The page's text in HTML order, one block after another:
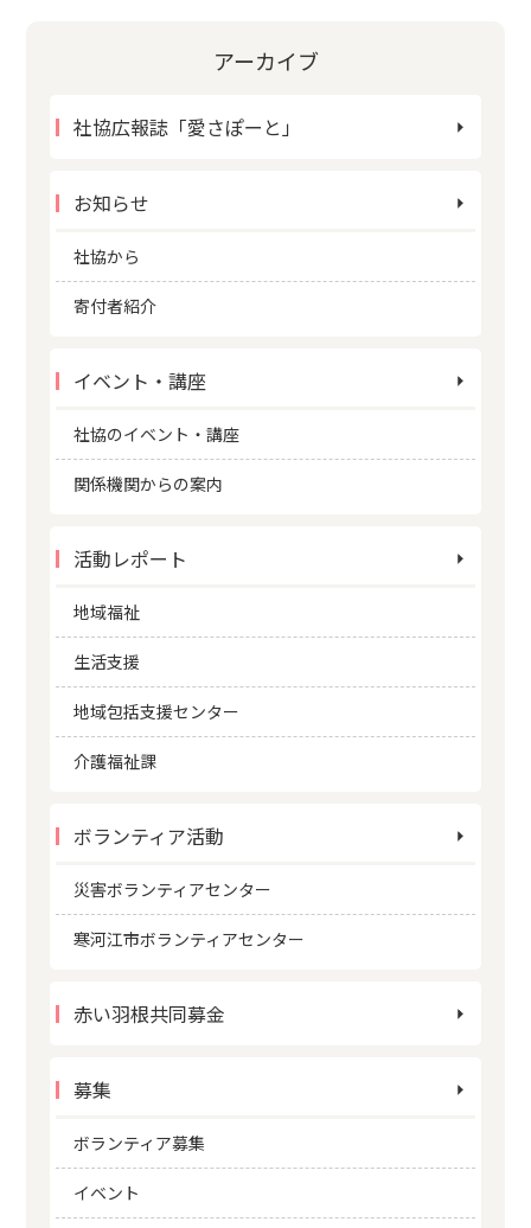
アーカイブ
社協広報誌「愛さぽーと」
お知らせ
社協から
寄付者紹介
イベント・講座
社協のイベント・講座
関係機関からの案内
活動レポート
地域福祉
生活支援
地域包括支援センター
介護福祉課
ボランティア活動
災害ボランティアセンター
寒河江市ボランティアセンター
赤い羽根共同募金
募集
ボランティア募集
イベント